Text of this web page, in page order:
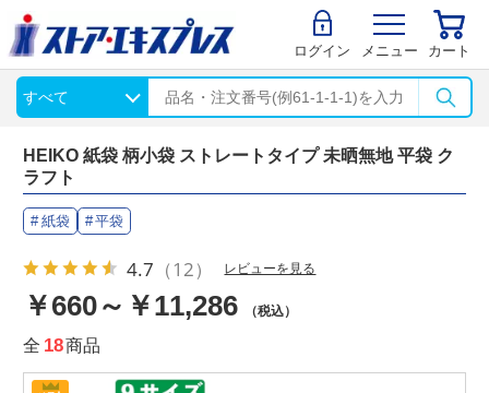
ログイン メニュー カート
HEIKO 紙袋 柄小袋 ストレートタイプ 未晒無地 平袋 ク
ラフト
紙袋 平袋
4.7 （12） レビューを見る
￥660～￥11,286 （税込）
全 18商品